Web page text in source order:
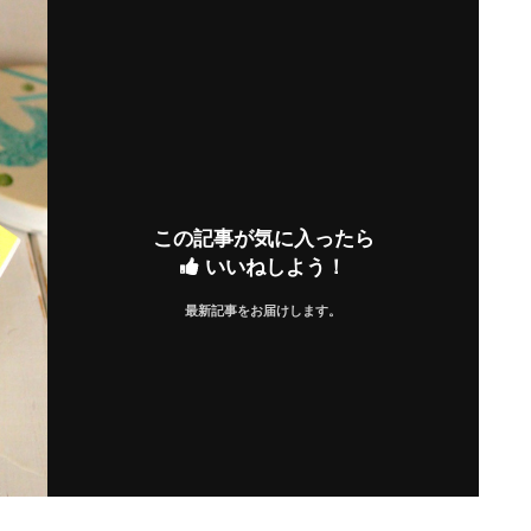
この記事が気に入ったら
いいねしよう！
最新記事をお届けします。